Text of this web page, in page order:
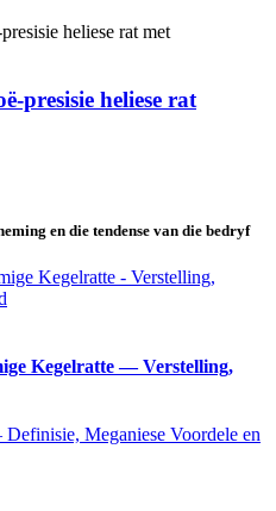
presisie heliese rat
en die tendense van die bedryf
Kegelratte — Verstelling,